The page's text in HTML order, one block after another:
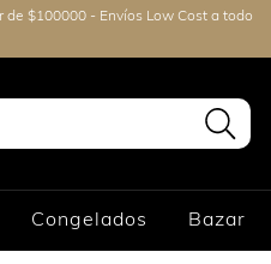
de $100000 - Envíos Low Cost a todo
Congelados Bazar